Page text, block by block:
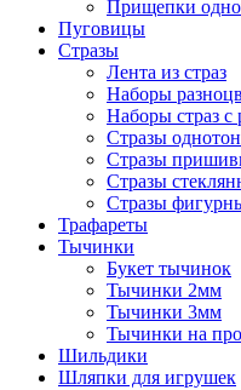
Прищепки
Пуговицы
Стразы
Лента из страз
Наборы
Наборы страз с
Стразы
Стразы
Стразы
Стразы
Трафареты
Тычинки
Букет тычинок
Тычинки 2мм
Тычинки 3мм
Тычинки на
Шильдики
Шляпки для игрушек